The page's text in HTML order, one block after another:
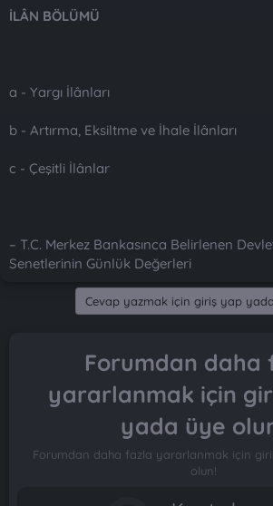
İLÂN BÖLÜMÜ
a - Yargı İlânları
b - Artırma, Eksiltme ve İhale İlânları
c - Çeşitli İlânlar
– T.C. Merkez Bankasınca Belirlenen
Senetlerinin Günlük Değerleri
Cevap yazmak için giriş yap
Forumdan daha
yararlanmak için
yada üye
Forumdan daha fazla yararlanmak için
olun!